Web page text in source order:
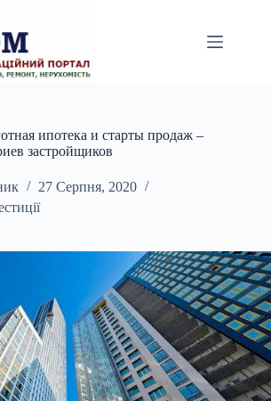
ипотека и старты продаж –
застройщиков
27 Серпня, 2020